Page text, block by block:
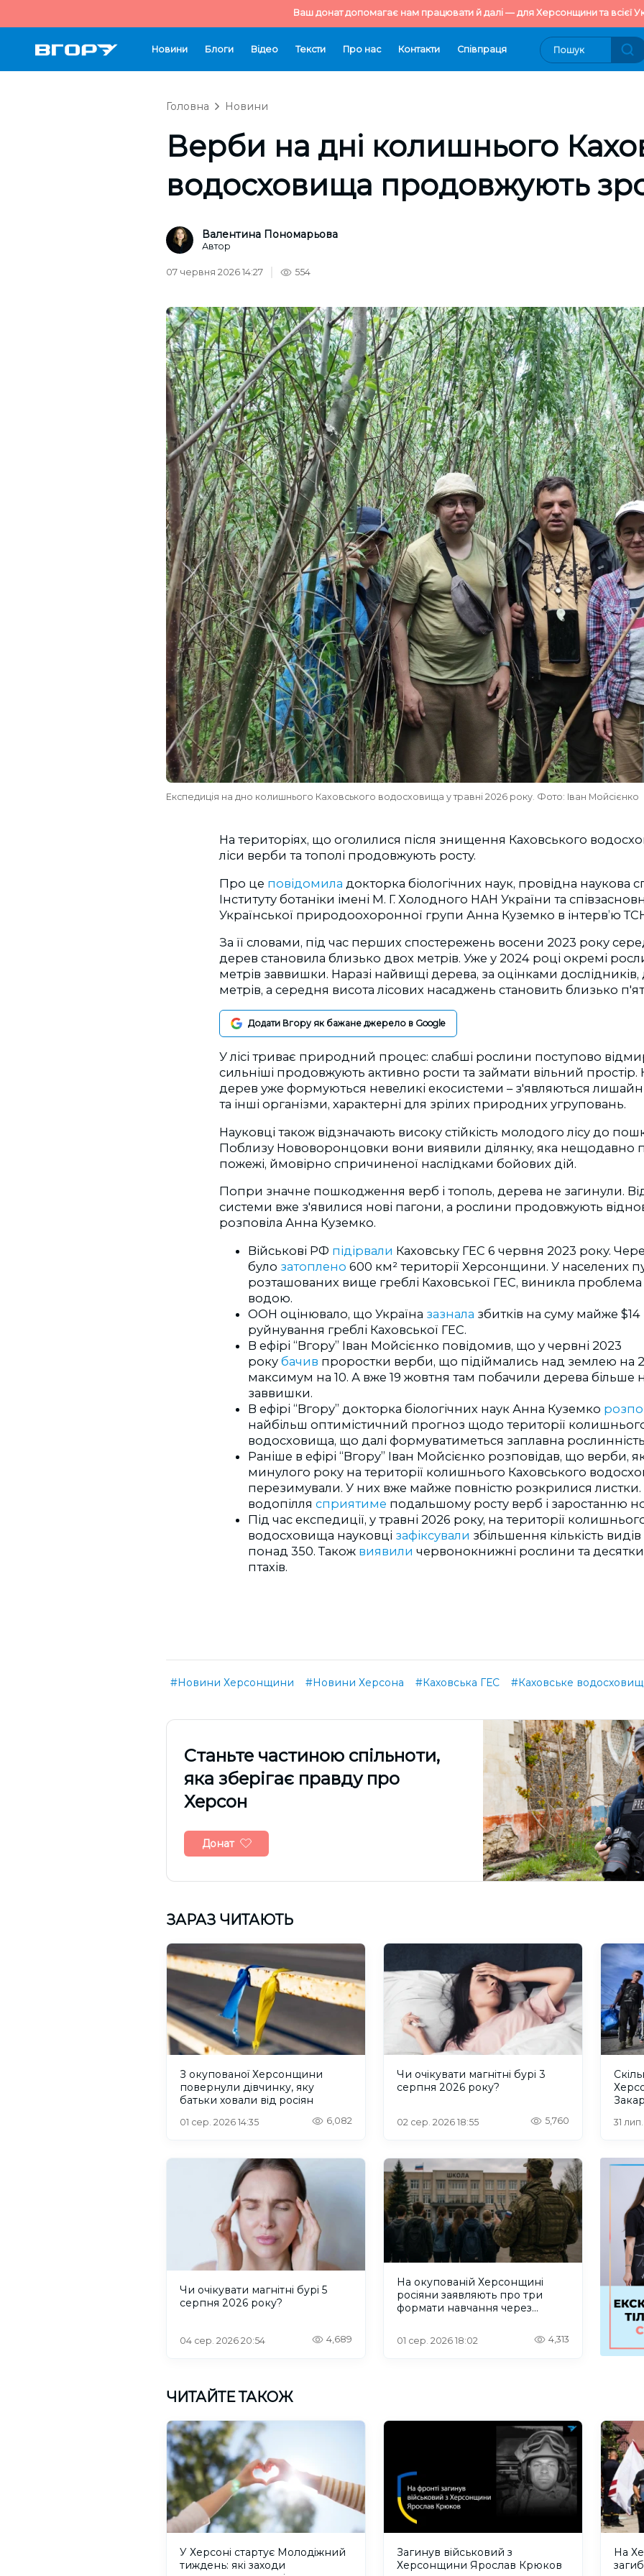
Ваш донат допомагає нам працювати й далі — для Херсонщини та всієї
Новини Блоги Відео Тексти Про нас Контакти Cпівпраця
Головна Новини
Верби на дні колишнього
водосховища продовжують
Валентина Пономарьова
Автор
07 червня 2026 14:27 554
Експедиція на дно колишнього Каховського водосховища у травні 2026 року. Фото: Іван Мойсієнко
На територіях, що оголилися після знищення Каховського
ліси верби та тополі продовжують росту.
Про це повідомила докторка біологічних наук, провідна наукова
Інституту ботаніки імені М. Г. Холодного НАН України та
Української природоохоронної групи Анна Куземко в інтервʼю
За її словами, під час перших спостережень восени 2023 року
дерев становила близько двох метрів. Уже у 2024 році окремі
метрів заввишки. Наразі найвищі дерева, за оцінками
метрів, а середня висота лісових насаджень становить близько
Додати Вгору як бажане джерело в Google
У лісі триває природний процес: слабші рослини поступово
сильніші продовжують активно рости та займати вільний простір.
дерев уже формуються невеликі екосистеми – з'являються
та інші організми, характерні для зрілих природних угруповань.
Науковці також відзначають високу стійкість молодого лісу до
Поблизу Нововоронцовки вони виявили ділянку, яка нещодавно
пожежі, ймовірно спричиненої наслідками бойових дій.
Попри значне пошкодження верб і тополь, дерева не загинули.
системи вже з'явилися нові пагони, а рослини продовжують
розповіла Анна Куземко.
Військові РФ підірвали Каховську ГЕС 6 червня 2023 року.
було затоплено 600 км² території Херсонщини. У населених
розташованих вище греблі Каховської ГЕС, виникла
водою.
ООН оцінювало, що Україна зазнала збитків на суму майже $14
руйнування греблі Каховської ГЕС.
В ефірі “Вгору” Іван Мойсієнко повідомив, що у червні 2023
року бачив проростки верби, що підіймались над землею на
максимум на 10. А вже 19 жовтня там побачили дерева більше
заввишки.
В ефірі “Вгору” докторка біологічних наук Анна Куземко
найбільш оптимістичний прогноз щодо території
водосховища, що далі формуватиметься заплавна
Раніше в ефірі “Вгору” Іван Мойсієнко розповідав, що верби,
минулого року на території колишнього Каховського
перезимували. У них вже майже повністю розкрилися листки.
водопілля сприятиме подальшому росту верб і заростанню
Під час експедиції, у травні 2026 року, на території
водосховища науковці зафіксували збільшення кількість
понад 350. Також виявили червонокнижні рослини та десятки
птахів.
#Новини Херсонщини #Новини Херсона #Каховська ГЕС #Каховське
Cтаньте частиною спільноти,
яка зберігає правду про
Херсон
Донат
ЗАРАЗ ЧИТАЮТЬ
З окупованої Херсонщини
повернули дівчинку, яку
батьки ховали від росіян
01 сер. 2026 14:35 6,082
Чи очікувати магнітні бурі 3
серпня 2026 року?
02 сер. 2026 18:55 5,760 31
Чи очікувати магнітні бурі 5
серпня 2026 року?
04 сер. 2026 20:54 4,689
На окупованій Херсонщині
росіяни заявляють про три
формати навчання через
01 сер. 2026 18:02 4,313
ЧИТАЙТЕ ТАКОЖ
У Херсоні стартує Молодіжний
тиждень: які заходи
Загинув військовий з
Херсонщини Ярослав Крюков
На